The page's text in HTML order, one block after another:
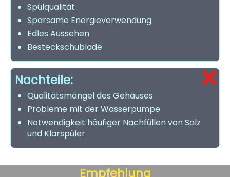
Spülqualität
Sparsame Energieverwendung
Edles Aussehen
Besteckschublade
Nachteile:
Qualitätsmängel des Gehäuses
Probleme mit der Wasserpumpe
Notwendigkeit häufiger Nachfüllen von Salz
und Klarspüler
Empfehlung